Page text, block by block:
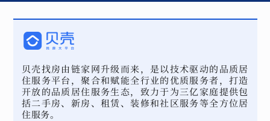
贝壳找房由链家网升级而来，是以技术驱动的品质居
住服务平台，聚合和赋能全行业的优质服务者，打造
开放的品质居住服务生态，致力于为三亿家庭提供包
括二手房、新房、租赁、装修和社区服务等全方位居
住服务。